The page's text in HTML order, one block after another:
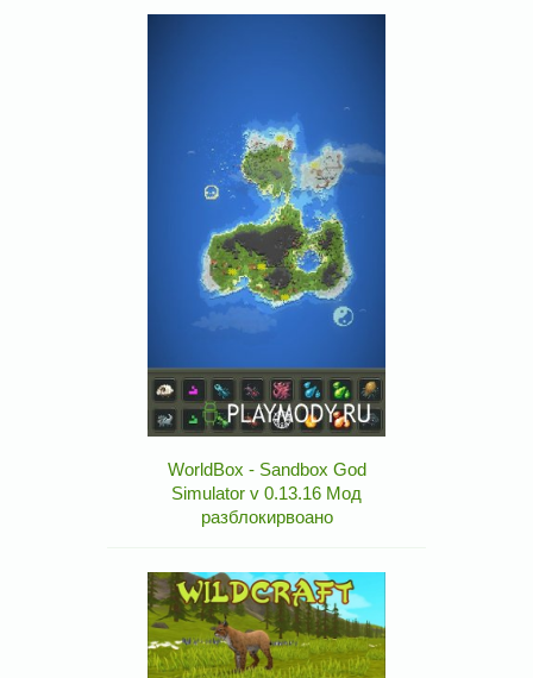
WorldBox - Sandbox God
Simulator v 0.13.16 Мод
разблокирвоано